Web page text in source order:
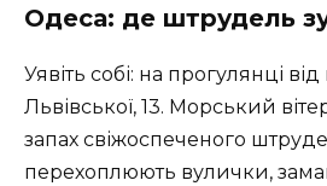
Одеса: де штрудель
Уявіть собі: на прогулянці
Львівської, 13. Морський
запах свіжоспеченого
перехоплюють вулички,